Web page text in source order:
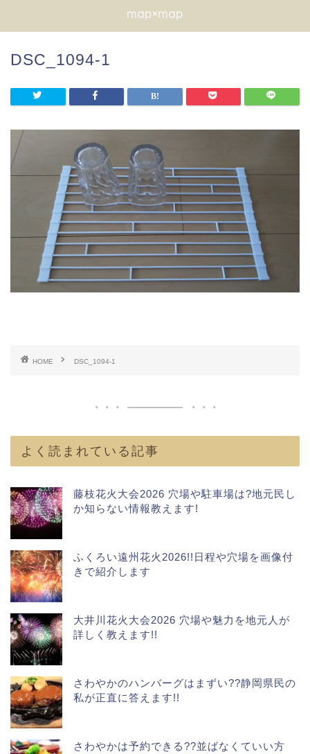
map×map
DSC_1094-1
HOME DSC_1094-1
よく読まれている記事
藤枝花火大会2026 穴場や駐車場は?地元民し
か知らない情報教えます!
ふくろい遠州花火2026!!日程や穴場を画像付
きで紹介します
大井川花火大会2026 穴場や魅力を地元人が
詳しく教えます!!
さわやかのハンバーグはまずい??静岡県民の
私が正直に答えます!!
さわやかは予約できる??並ばなくていい方